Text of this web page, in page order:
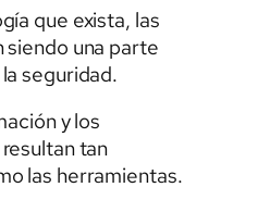
que exista, las
siendo una parte
seguridad.
y los
tan
las herramientas.